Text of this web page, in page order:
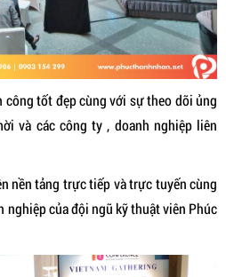
công tốt đẹp cùng với sự theo dõi ủng
và các công ty , doanh nghiệp liên
nền tảng trực tiếp và trực tuyến cùng
của đội ngũ kỹ thuật viên Phúc